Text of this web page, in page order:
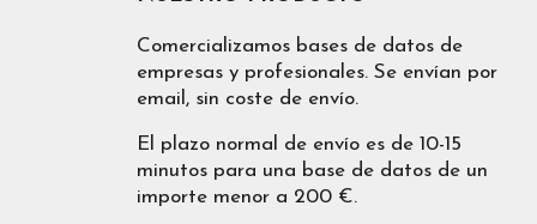
dirección de la página web, coordenadas
Los precios que se muestran en esta
volumen de compras). Tenemos
Puede modificar la zona geográfica de
de la página que le permitirá poner otra
datos de Industrias
Comercializamos bases de datos de
empresas y profesionales. Se envían por
email, sin coste de envío.
El plazo normal de envío es de 10-15
minutos para una base de datos de un
importe menor a 200 €.